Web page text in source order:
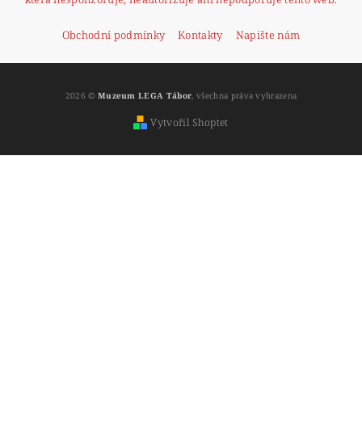
Obchodní podmínky Kontakty Napište nám
2026 © Muzeum LEGA Tábor, všechna práva vyhrazena
Vytvořil Shoptet